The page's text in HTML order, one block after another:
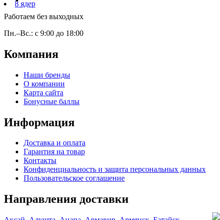
8 ядер
Работаем без выходных
Пн.–Вс.: с 9:00 до 18:00
Компания
Наши бренды
О компании
Карта сайта
Бонусные баллы
Информация
Доставка и оплата
Гарантия на товар
Контакты
Конфиденциальность и защита персональных данных
Пользовательское соглашение
Направления доставки